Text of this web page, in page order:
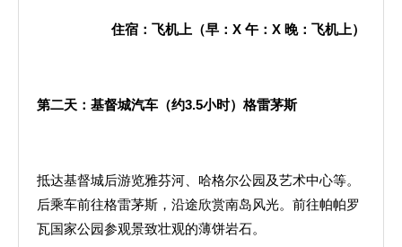
住宿：飞机上（早： X 午： X 晚：飞机上）
第二天：基督城汽车（约3.5小时）格雷茅斯
抵达基督城后游览雅芬河、哈格尔公园及艺术中心等。
后乘车前往格雷茅斯，沿途欣赏南岛风光。前往帕帕罗
瓦国家公园参观景致壮观的薄饼岩石。